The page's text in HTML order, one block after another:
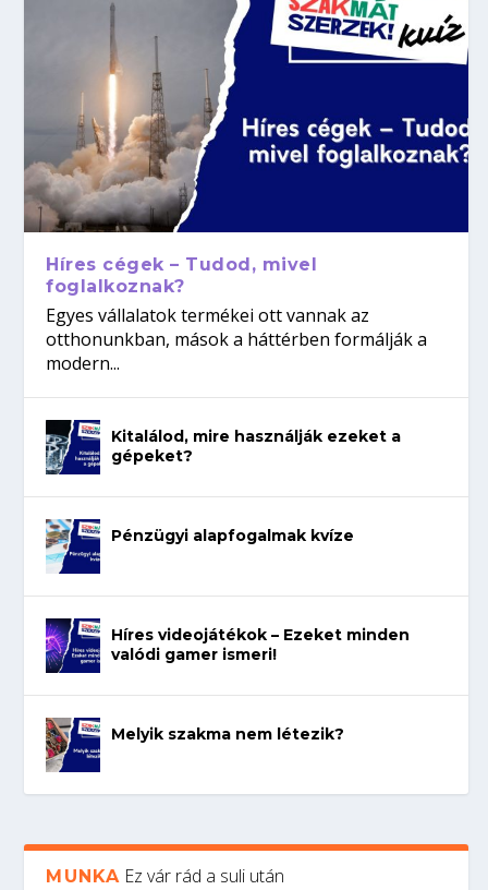
Híres cégek – Tudod, mivel
foglalkoznak?
Egyes vállalatok termékei ott vannak az
otthonunkban, mások a háttérben formálják a
modern...
Kitalálod, mire használják ezeket a
gépeket?
Pénzügyi alapfogalmak kvíze
Híres videojátékok – Ezeket minden
valódi gamer ismeri!
Melyik szakma nem létezik?
MUNKA Ez vár rád a suli után